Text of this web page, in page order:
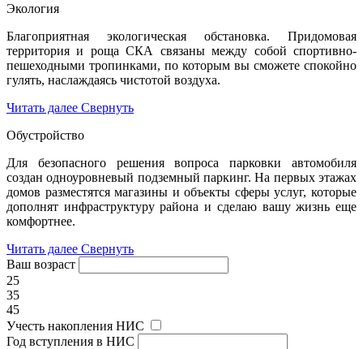
Экология
Благоприятная экологическая обстановка. Придомовая
территория и роща СКА связаны между собой спортивно-
пешеходными тропинками, по которым вы сможете спокойно
гулять, наслаждаясь чистотой воздуха.
Читать далее Свернуть
Обустройство
Для безопасного решения вопроса парковки автомобиля
создан одноуровневый подземный паркинг. На первых этажах
домов разместятся магазины и объекты сферы услуг, которые
дополнят инфраструктуру района и сделаю вашу жизнь еще
комфортнее.
Читать далее Свернуть
Ваш возраст
25
35
45
Учесть накопления НИС
Год вступления в НИС